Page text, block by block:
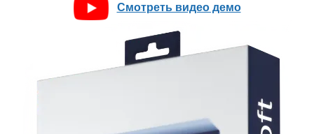
Смотреть видео демо